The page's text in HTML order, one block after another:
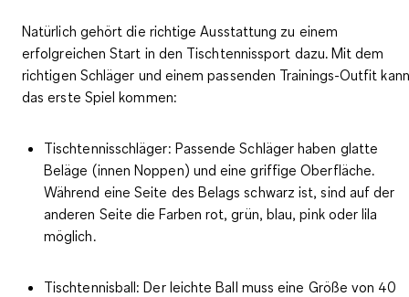
Natürlich gehört die richtige Ausstattung zu einem
erfolgreichen Start in den Tischtennissport dazu. Mit dem
richtigen Schläger und einem passenden Trainings-Outfit kann
das erste Spiel kommen:
Tischtennisschläger: Passende Schläger haben glatte
Beläge (innen Noppen) und eine griffige Oberfläche.
Während eine Seite des Belags schwarz ist, sind auf der
anderen Seite die Farben rot, grün, blau, pink oder lila
möglich.
Tischtennisball: Der leichte Ball muss eine Größe von 40